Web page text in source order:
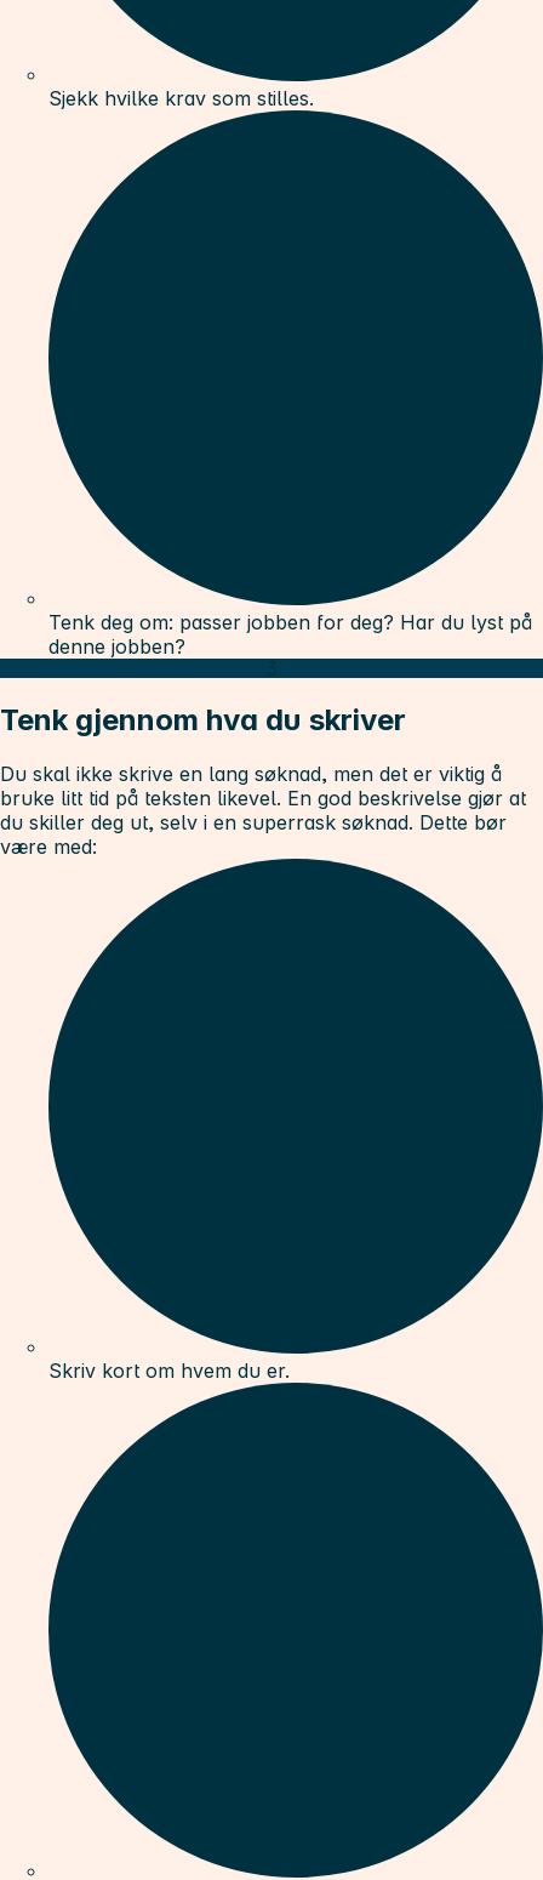
Sjekk hvilke krav som stilles.
Tenk deg om: passer jobben for deg? Har du lyst på
denne jobben?
Tenk gjennom hva du skriver
Du skal ikke skrive en lang søknad, men det er viktig å
bruke litt tid på teksten likevel. En god beskrivelse gjør at
du skiller deg ut, selv i en superrask søknad. Dette bør
være med:
Skriv kort om hvem du er.